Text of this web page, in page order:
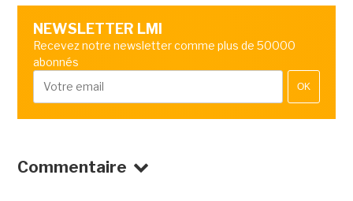
NEWSLETTER LMI
Recevez notre newsletter comme plus de 50000
abonnés
OK
Commentaire